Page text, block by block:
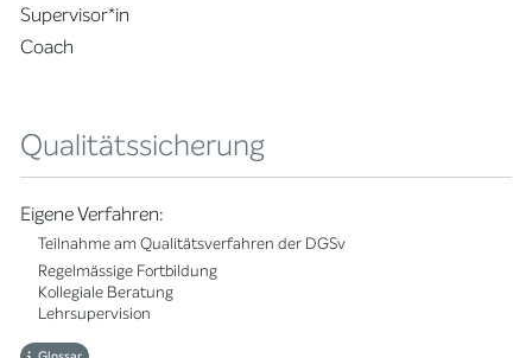
Supervisor*in
Coach
Qualitätssicherung
Eigene Verfahren:
Teilnahme am Qualitätsverfahren der DGSv
Regelmässige Fortbildung
Kollegiale Beratung
Lehrsupervision